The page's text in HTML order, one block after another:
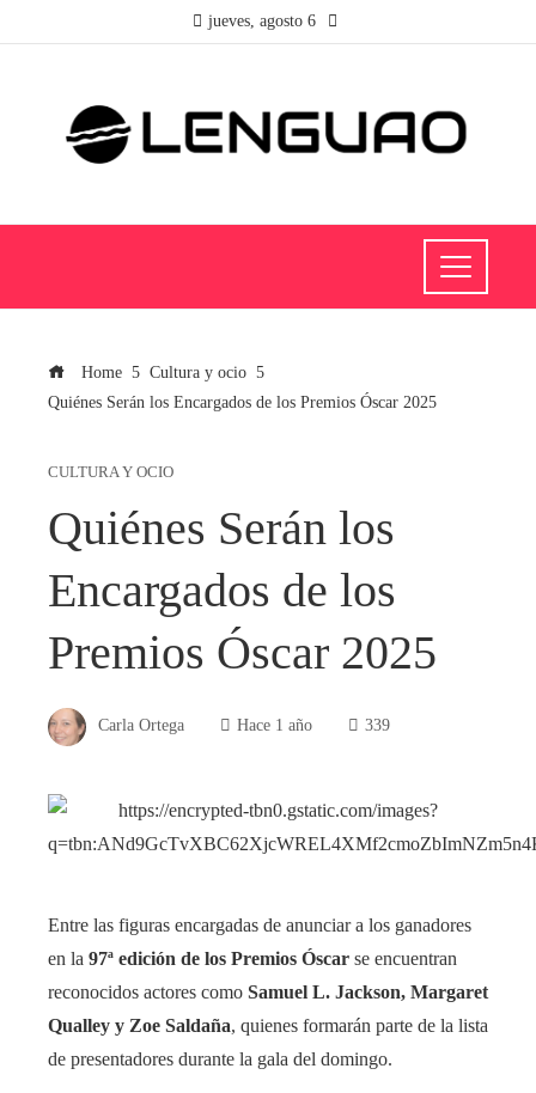
jueves, agosto 6
Home
Cultura y ocio
Quiénes Serán los Encargados de los Premios Óscar 2025
CULTURA Y OCIO
Quiénes Serán los
Encargados de los
Premios Óscar 2025
Carla Ortega Hace 1 año 339
Entre las figuras encargadas de anunciar a los ganadores
en la 97ª edición de los Premios Óscar se encuentran
reconocidos actores como Samuel L. Jackson, Margaret
Qualley y Zoe Saldaña, quienes formarán parte de la lista
de presentadores durante la gala del domingo.